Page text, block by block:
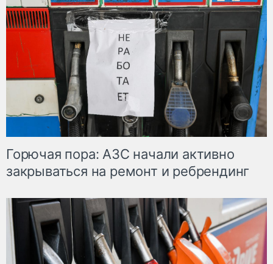
Горючая пора: АЗС начали активно
закрываться на ремонт и ребрендинг